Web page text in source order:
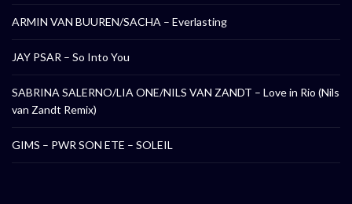
ARMIN VAN BUUREN/SACHA – Everlasting
JAY PSAR – So Into You
SABRINA SALERNO/LIA ONE/NILS VAN ZANDT – Love in Rio (Nils
van Zandt Remix)
GIMS – PWR SON ETE – SOLEIL